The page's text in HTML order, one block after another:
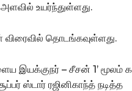
அளவில் உயர்ந்துள்ளது.
விரைவில் தொடங்கவுள்ளது.
இயக்குநர் – சீசன் 1’
ஸ்டார் ரஜினிகாந்த் நடித்த